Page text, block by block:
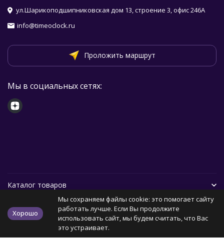
ул.Шарикоподшипниковская дом 13, строение 3, офис 246А
info@timeoclock.ru
Проложить маршрут
Мы в социальных сетях:
Каталог товаров
Помощь
Политика персональных данных Карта сайта
Хорошо
Мы сохраняем файлы cookie: это помогает сайту
работать лучше. Если Вы продолжите
использовать сайт, мы будем считать, что Вас
это устраивает.